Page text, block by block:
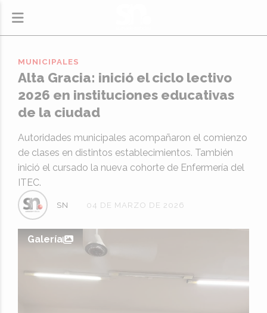
Alta Gracia: inició el ciclo lectivo
2026 en instituciones educativas
de la ciudad
Autoridades municipales acompañaron el comienzo
de clases en distintos establecimientos. También
inició el cursado la nueva cohorte de Enfermería del
ITEC.
MUNICIPALES
04 DE MARZO DE 2026
SN
Galería